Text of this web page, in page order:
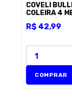
COVELI
COLEIRA 4
R$ 42,99
1
COMPRAR